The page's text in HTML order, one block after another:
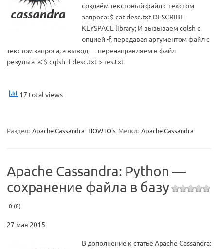
создаём текстовый файл с текстом
запроса: $ cat desc.txt DESCRIBE
KEYSPACE library; И вызываем cqlsh с
опцией -f, передавая аргументом файл с
текстом запроса, а вывод — перенаправляем в файл
результата: $ cqlsh -f desc.txt > res.txt
17 total views
Раздел: Apache Cassandra HOWTO's Метки: Apache Cassandra
Apache Cassandra: Python —
сохранение файла в базу
0 (0)
27 мая 2015
В дополнение к статье Apache Cassandra: